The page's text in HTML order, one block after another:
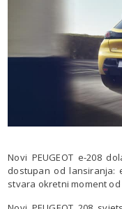
Novi PEUGEOT e-208
dostupan od lansiranja:
stvara okretni moment od